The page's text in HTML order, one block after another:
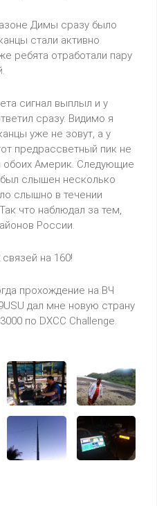
Димы сразу было
стали активно
ребята отработали пару
сигнал выплыл и у
сразу. Видимо я
уже не зовут, а у
предрассветный пик не
обоих Америк. Следующие
был слышен несколько
слышно в течении
что наблюдал за тем,
России.
на 160!
прохождение на ВЧ
USU дал мне новую страну
по DXCC Challenge.